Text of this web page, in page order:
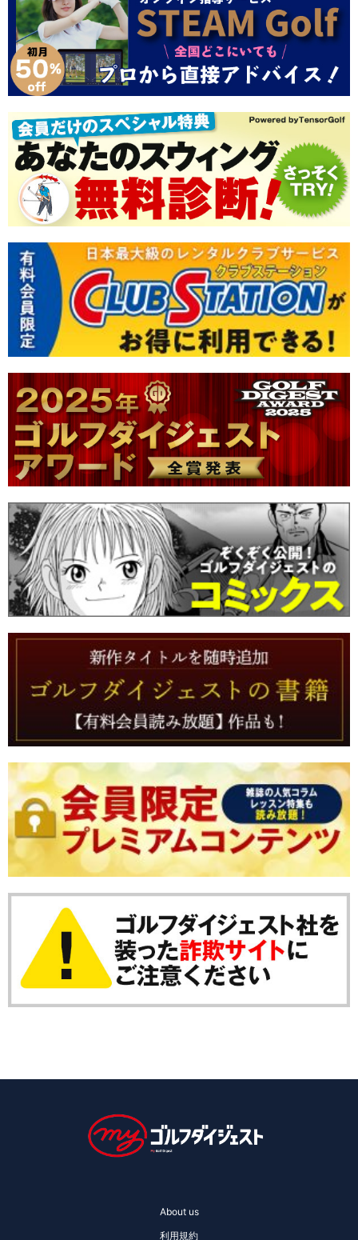
About us
利用規約